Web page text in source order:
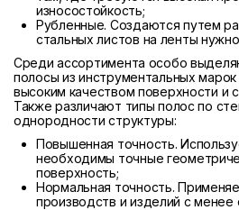
износостойкость;
Рубленные. Создаются путем
стальных листов на ленты
Среди ассортимента особо
полосы из инструментальных
высоким качеством поверхности и
Также различают типы полос по
однородности структуры:
Повышенная точность.
необходимы точные
поверхность;
Нормальная точность.
производств и изделий с менее